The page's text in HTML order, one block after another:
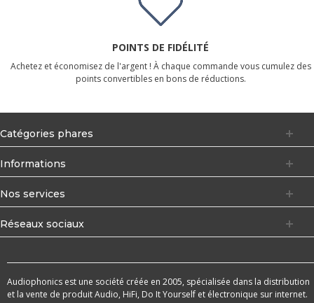
POINTS DE FIDÉLITÉ
Achetez et économisez de l'argent ! À chaque commande vous cumulez des
points convertibles en bons de réductions.
Catégories phares
Informations
Nos services
Réseaux sociaux
Audiophonics est une société créée en 2005, spécialisée dans la distribution
et la vente de produit Audio, HiFi, Do It Yourself et électronique sur internet.